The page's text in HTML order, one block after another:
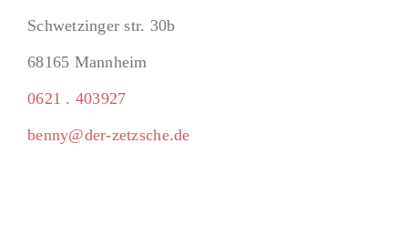
Schwetzinger str. 30b
68165 Mannheim
0621 . 403927
benny@der-zetzsche.de